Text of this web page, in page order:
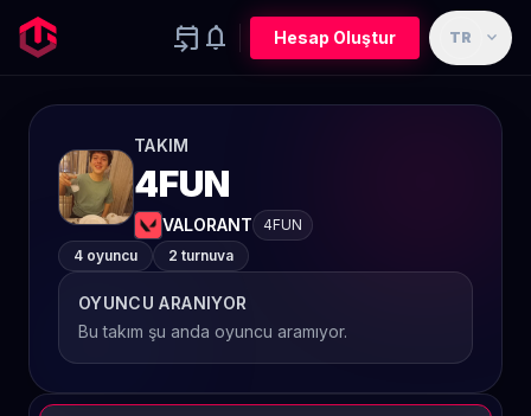
event_upcoming notifications Hesap Oluştur TR expand_more
TAKIM
4FUN
VALORANT
4FUN
4 oyuncu
2 turnuva
OYUNCU ARANIYOR
Bu takım şu anda oyuncu aramıyor.